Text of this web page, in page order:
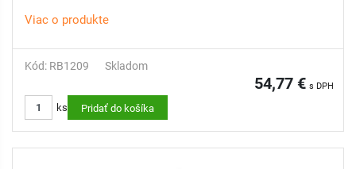
výsečou je možné doobjednať MPR trysky
- väčšie kvapky zaručia účinné a rovnomerné zavlažovanie po
celom okruhu
Viac o produkte
Kód: RB1209 Skladom
54,77 € s DPH
ks Pridať do košíka